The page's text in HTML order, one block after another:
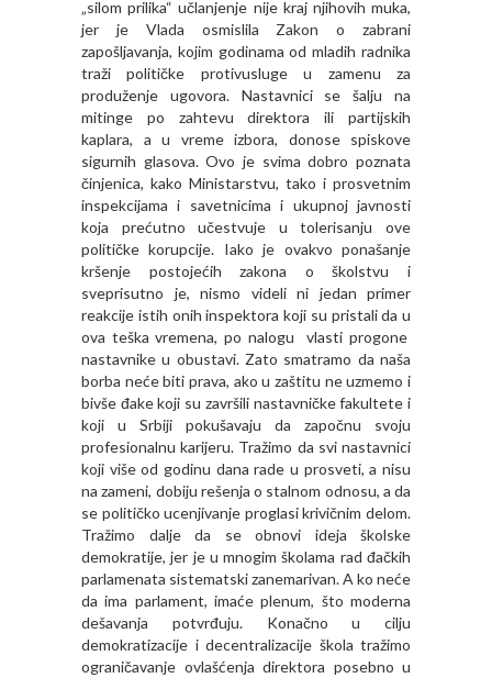
„silom prilika“ učlanjenje nije kraj njihovih muka,
jer je Vlada osmislila Zakon o zabrani
zapošljavanja, kojim godinama od mladih radnika
traži političke protivusluge u zamenu za
produženje ugovora. Nastavnici se šalju na
mitinge po zahtevu direktora ili partijskih
kaplara, a u vreme izbora, donose spiskove
sigurnih glasova. Ovo je svima dobro poznata
činjenica, kako Ministarstvu, tako i prosvetnim
inspekcijama i savetnicima i ukupnoj javnosti
koja prećutno učestvuje u tolerisanju ove
političke korupcije. Iako je ovakvo ponašanje
kršenje postojećih zakona o školstvu i
sveprisutno je, nismo videli ni jedan primer
reakcije istih onih inspektora koji su pristali da u
ova teška vremena, po nalogu vlasti progone
nastavnike u obustavi. Zato smatramo da naša
borba neće biti prava, ako u zaštitu ne uzmemo i
bivše đake koji su završili nastavničke fakultete i
koji u Srbiji pokušavaju da započnu svoju
profesionalnu karijeru. Tražimo da svi nastavnici
koji više od godinu dana rade u prosveti, a nisu
na zameni, dobiju rešenja o stalnom odnosu, a da
se političko ucenjivanje proglasi krivičnim delom.
Tražimo dalje da se obnovi ideja školske
demokratije, jer je u mnogim školama rad đačkih
parlamenata sistematski zanemarivan. A ko neće
da ima parlament, imaće plenum, što moderna
dešavanja potvrđuju. Konačno u cilju
demokratizacije i decentralizacije škola tražimo
ograničavanje ovlašćenja direktora posebno u